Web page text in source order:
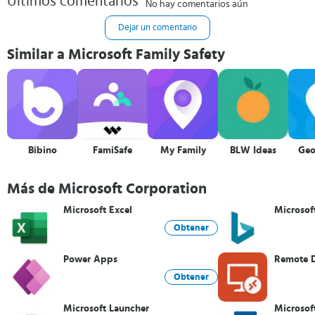
No hay comentarios aún
Dejar un comentario
Similar a Microsoft Family Safety
Bibino FamiSafe My Family BLW Ideas
Más de Microsoft Corporation
Microsoft Excel
Obtener
Power Apps
Obtener
Microsoft Launcher
Remote